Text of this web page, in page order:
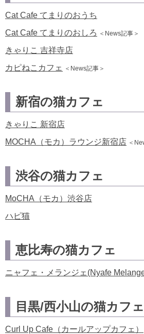
Cat Cafe てまりのおうち
Cat Cafe てまりのおしろ ＜News記事＞
きゃりこ 吉祥寺店
カピねこカフェ
＜News記事＞
新宿の猫カフェ
きゃりこ 新宿店
MOCHA（モカ）ラウンジ新宿店 ＜
渋谷の猫カフェ
MoCHA（モカ）渋谷店
ハピ猫
恵比寿の猫カフェ
ニャフェ・メランジェ(Nyafe
目黒/西小山の猫カフェ
Curl Up Cafe（カールアップカフェ）